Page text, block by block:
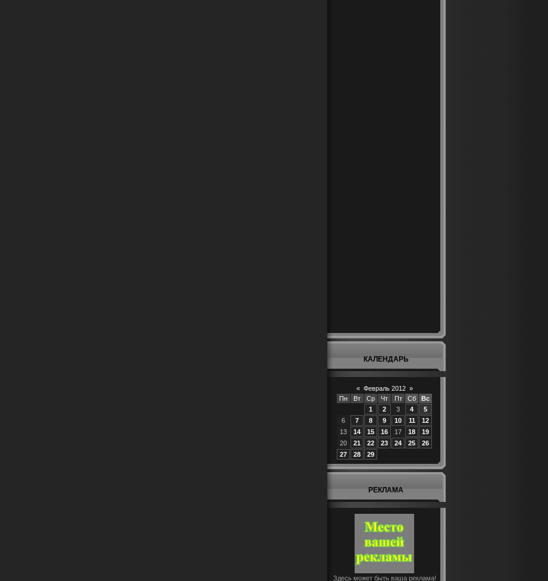
КАЛЕНДАРЬ
« Февраль 2012 »
Пн
Вт Ср Чт Пт Сб
Вс
1
2 3 4
5
6
7 8 9 10 11
12
13
14 15 16 17 18
19
20
21 22 23 24 25
26
27
28 29
РЕКЛАМА
Здесь может быть ваша реклама!